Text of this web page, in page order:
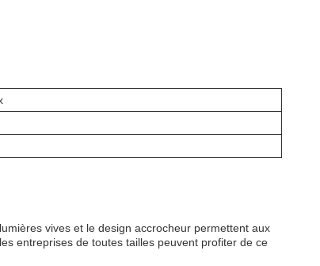
vives et le design accrocheur permettent aux
entreprises de toutes tailles peuvent profiter de ce